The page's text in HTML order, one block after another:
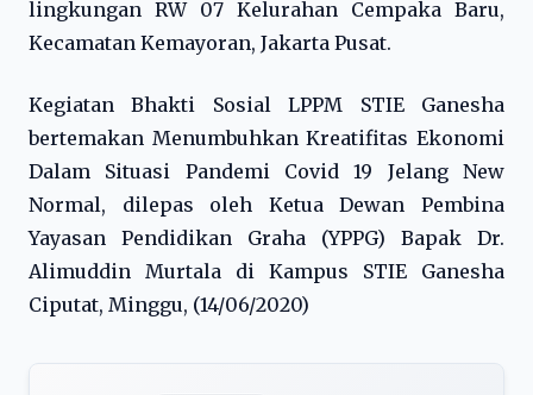
lingkungan RW 07 Kelurahan Cempaka Baru,
Kecamatan Kemayoran, Jakarta Pusat.
Kegiatan Bhakti Sosial LPPM STIE Ganesha
bertemakan Menumbuhkan Kreatifitas Ekonomi
Dalam Situasi Pandemi Covid 19 Jelang New
Normal, dilepas oleh Ketua Dewan Pembina
Yayasan Pendidikan Graha (YPPG) Bapak Dr.
Alimuddin Murtala di Kampus STIE Ganesha
Ciputat, Minggu, (14/06/2020)